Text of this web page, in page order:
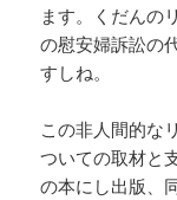
ます。くだんの
の慰安婦訴訟の
すしね。
この非人間的な
ついての取材と
の本にし出版、